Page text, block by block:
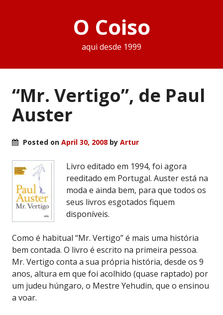
O Coiso
aqui desde 1999
“Mr. Vertigo”, de Paul
Auster
Posted on April 30, 2008 by Artur
Livro editado em 1994, foi agora
reeditado em Portugal. Auster está na
moda e ainda bem, para que todos os
seus livros esgotados fiquem
disponíveis.
Como é habitual “Mr. Vertigo” é mais uma história
bem contada. O livro é escrito na primeira pessoa.
Mr. Vertigo conta a sua própria história, desde os 9
anos, altura em que foi acolhido (quase raptado) por
um judeu húngaro, o Mestre Yehudin, que o ensinou
a voar.